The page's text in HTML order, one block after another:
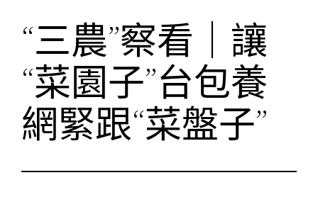
“三農”察看｜讓
“菜園子”台包養
網緊跟“菜盤子”